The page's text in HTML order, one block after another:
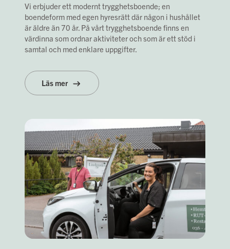
Vi erbjuder ett modernt trygghetsboende; en
boendeform med egen hyresrätt där någon i hushållet
är äldre än 70 år. På vårt trygghetsboende finns en
värdinna som ordnar aktiviteter och som är ett stöd i
samtal och med enklare uppgifter.
Läs mer